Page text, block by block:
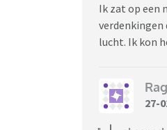
Ik zat op een
lucht. Ik kon
27-